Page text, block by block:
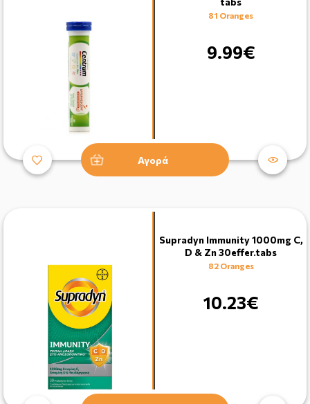
81 Oranges
9.99€
Αγορά
Supradyn Immunity 1000mg C,
D & Zn 30effer.tabs
82 Oranges
10.23€